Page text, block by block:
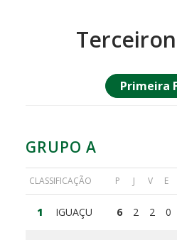
Primeira
GRUPO A
CLASSIFICAÇÃO P J V E
1 IGUAÇU 6 2 2 0